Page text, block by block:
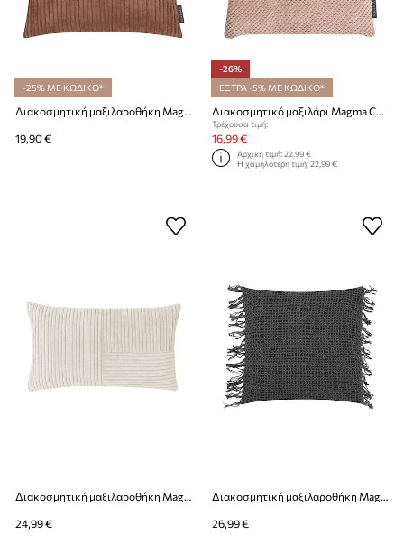
-25% ΜΕ ΚΩΔΙΚΟ*
Διακοσμητική μαξιλαροθήκη Magma Shara 45 x 45 cm
19,90 €
-26%
ΕΞΤΡΑ -5% ΜΕ ΚΩΔΙΚΟ*
Διακοσμητικό μαξιλάρι Magma Comodo 35 x 35 x 5 cm
Τρέχουσα τιμή:
16,99 €
Αρχική τιμή:22,99 €
Η χαμηλότερη τιμή:22,99 €
Διακοσμητική μαξιλαροθήκη Magma Shara 30 x 50 cm
24,99 €
Διακοσμητική μαξιλαροθήκη Magma Rafiki 45 x 45 cm
26,99 €